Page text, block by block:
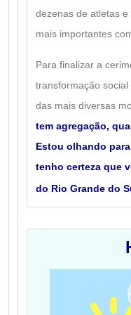
dezenas de atletas
mais importantes
Para finalizar a
transformação
das mais diversas
tem agregação,
Estou olhando
tenho certeza que
do Rio Grande do